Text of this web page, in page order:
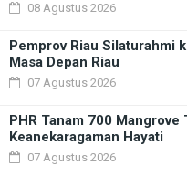
08 Agustus 2026
Pemprov Riau Silaturahmi
Masa Depan Riau
07 Agustus 2026
PHR Tanam 700
Keanekaragaman Hayati
07 Agustus 2026